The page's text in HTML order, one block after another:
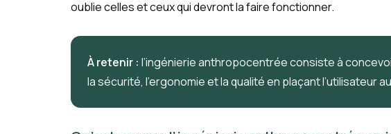
oublie celles et ceux qui devront la faire fonctionner.
À retenir : l’ingénierie anthropocentrée consiste à
la sécurité, l’ergonomie et la qualité en plaçant l’utilisateur